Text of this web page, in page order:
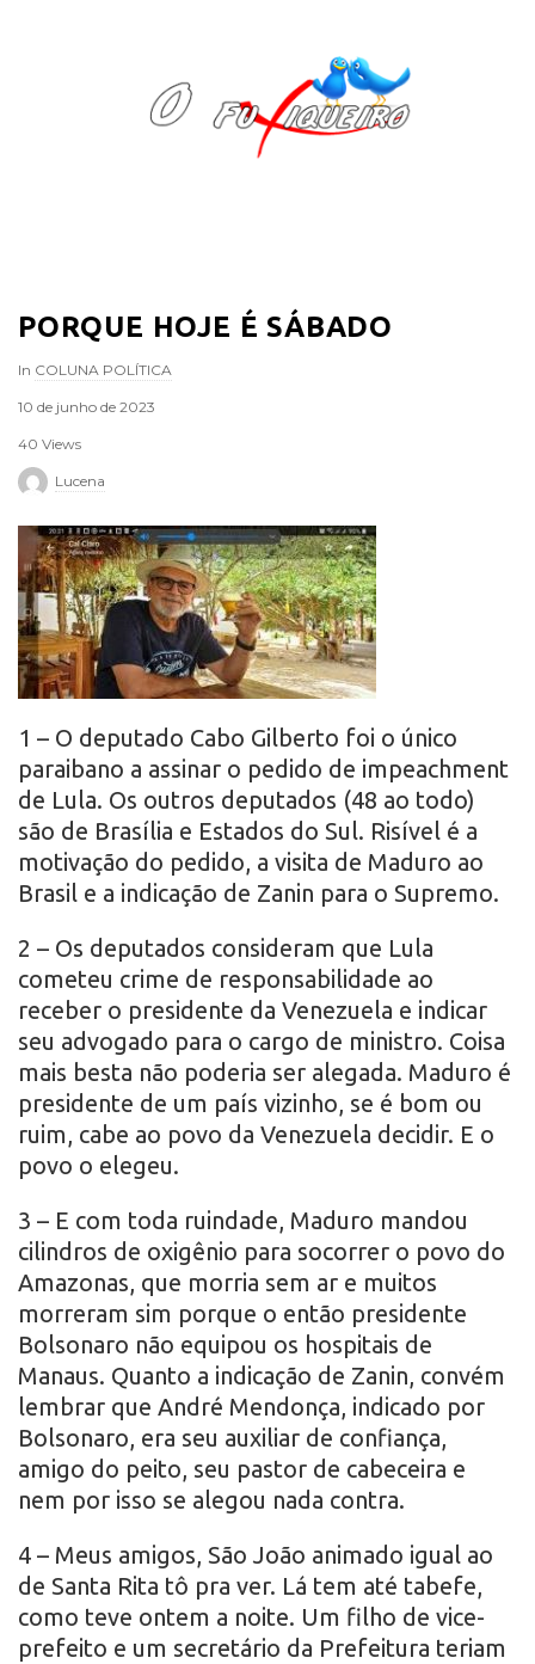
F
q
u
i
r
o
PORQUE HOJE É SÁBADO
In COLUNA POLÍTICA
10 de junho de 2023
40 Views
Lucena
1 – O deputado Cabo Gilberto foi o único
paraibano a assinar o pedido de impeachment
de Lula. Os outros deputados (48 ao todo)
são de Brasília e Estados do Sul. Risível é a
motivação do pedido, a visita de Maduro ao
Brasil e a indicação de Zanin para o Supremo.
2 – Os deputados consideram que Lula
cometeu crime de responsabilidade ao
receber o presidente da Venezuela e indicar
seu advogado para o cargo de ministro. Coisa
mais besta não poderia ser alegada. Maduro é
presidente de um país vizinho, se é bom ou
ruim, cabe ao povo da Venezuela decidir. E o
povo o elegeu.
3 – E com toda ruindade, Maduro mandou
cilindros de oxigênio para socorrer o povo do
Amazonas, que morria sem ar e muitos
morreram sim porque o então presidente
Bolsonaro não equipou os hospitais de
Manaus. Quanto a indicação de Zanin, convém
lembrar que André Mendonça, indicado por
Bolsonaro, era seu auxiliar de confiança,
amigo do peito, seu pastor de cabeceira e
nem por isso se alegou nada contra.
4 – Meus amigos, São João animado igual ao
de Santa Rita tô pra ver. Lá tem até tabefe,
como teve ontem a noite. Um filho de vice-
prefeito e um secretário da Prefeitura teriam